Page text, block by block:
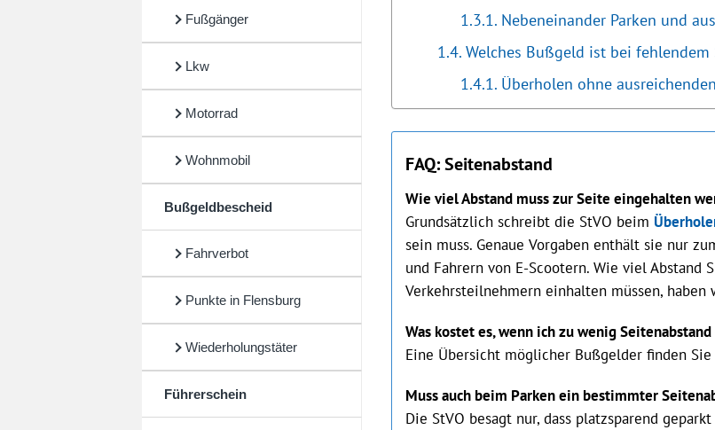
Fußgänger
Lkw
Motorrad
Wohnmobil
Bußgeldbescheid
Fahrverbot
Punkte in Flensburg
Wiederholungstäter
Führerschein
Nebeneinander Parken und
Welches Bußgeld ist bei
Überholen ohne
FAQ: Seitenabstand
Wie viel Abstand muss zur Seite eingehalten
Grundsätzlich schreibt die StVO beim
sein muss. Genaue Vorgaben enthält sie nur
und Fahrern von E-Scootern. Wie viel Abstand
Verkehrsteilnehmern einhalten müssen, haben
Was kostet es, wenn ich zu wenig
Eine Übersicht möglicher Bußgelder finden Sie
Muss auch beim Parken ein bestimmter
Die StVO besagt nur, dass platzsparend